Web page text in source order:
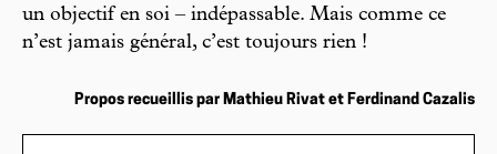
un objectif en soi – indépassable. Mais comme ce
n’est jamais général, c’est toujours rien !
Propos recueillis par Mathieu Rivat et Ferdinand Cazalis